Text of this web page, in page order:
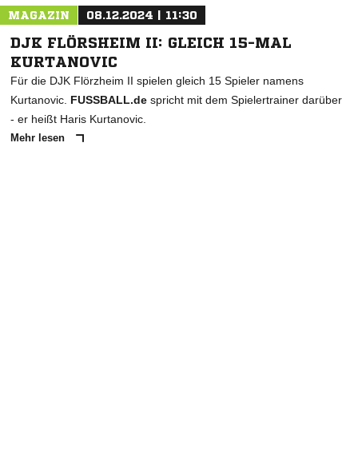
MAGAZIN 08.12.2024 | 11:30
DJK FLÖRSHEIM II: GLEICH 15-MAL
KURTANOVIC
Für die DJK Flörzheim II spielen gleich 15 Spieler namens
Kurtanovic. FUSSBALL.de spricht mit dem Spielertrainer darüber
- er heißt Haris Kurtanovic.
Mehr lesen